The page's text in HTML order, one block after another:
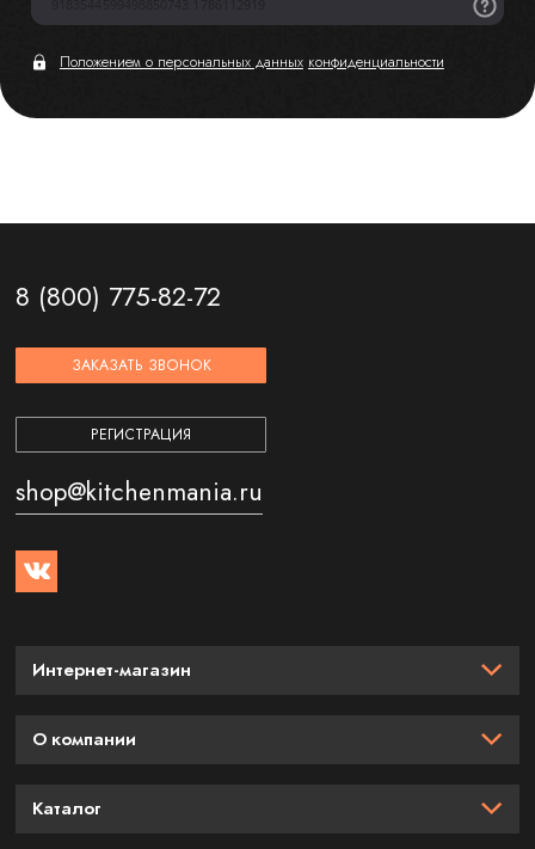
Положением о персональных данных конфиденциальности
8 (800) 775-82-72
ЗАКАЗАТЬ ЗВОНОК
РЕГИСТРАЦИЯ
shop@kitchenmania.ru
Интернет-магазин
О компании
Каталог